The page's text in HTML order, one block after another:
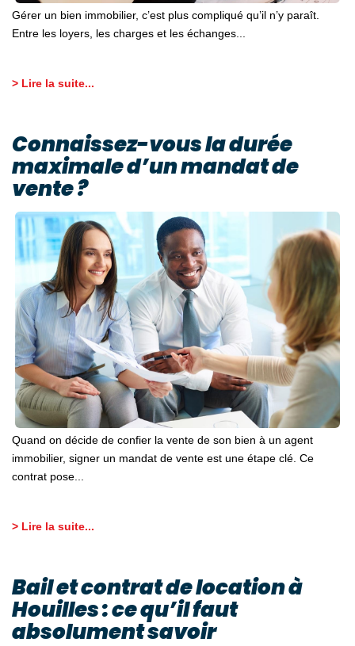
Gérer un bien immobilier, c’est plus compliqué qu’il n’y paraît.
Entre les loyers, les charges et les échanges...
> Lire la suite...
Connaissez-vous la durée
maximale d’un mandat de
vente ?
Quand on décide de confier la vente de son bien à un agent
immobilier, signer un mandat de vente est une étape clé. Ce
contrat pose...
> Lire la suite...
Bail et contrat de location à
Houilles : ce qu’il faut
absolument savoir